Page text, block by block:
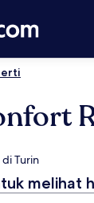
di Turin
melihat